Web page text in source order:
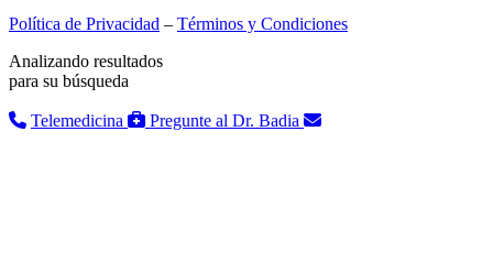
Política de Privacidad – Términos y Condiciones
Analizando resultados
para su búsqueda
Telemedicina Pregunte al Dr. Badia